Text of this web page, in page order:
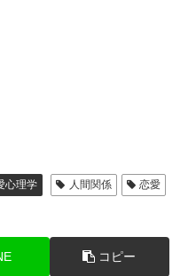
心理学 人間関係
恋愛
コピー